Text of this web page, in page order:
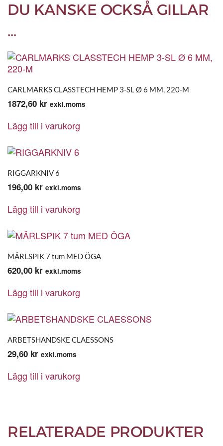
DU KANSKE OCKSÅ GILLAR
…
CARLMARKS CLASSTECH HEMP 3-SL Ø 6 MM, 220-M
1872,60 kr exkl.moms
Lägg till i varukorg
RIGGARKNIV 6
196,00 kr exkl.moms
Lägg till i varukorg
MÄRLSPIK 7 tum MED ÖGA
620,00 kr exkl.moms
Lägg till i varukorg
ARBETSHANDSKE CLAESSONS
29,60 kr exkl.moms
Lägg till i varukorg
RELATERADE PRODUKTER